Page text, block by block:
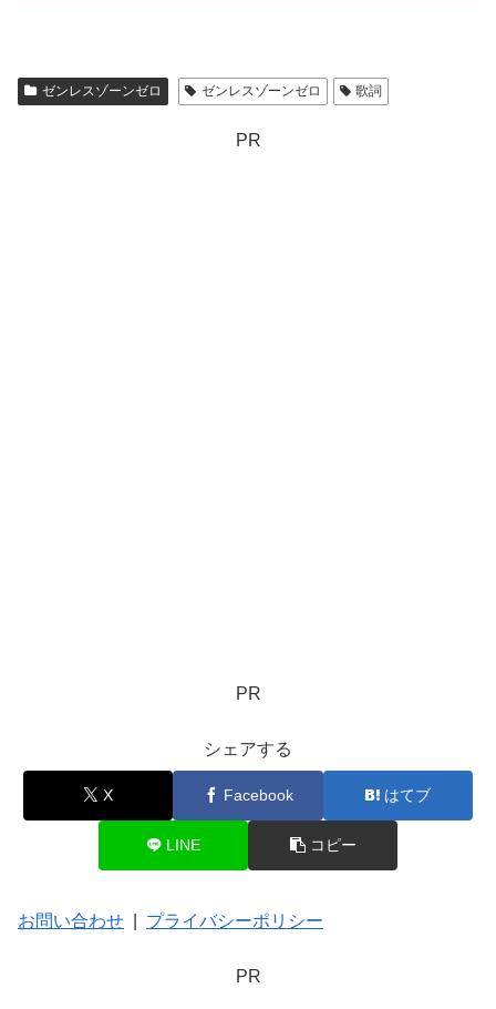
ゼンレスゾーンゼロ ゼンレスゾーンゼロ 歌詞
PR
PR
シェアする
X Facebook はてブ
LINE コピー
お問い合わせ プライバシーポリシー
PR